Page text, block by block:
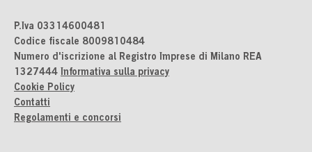
P.Iva 03314600481
Codice fiscale 8009810484
Numero d'iscrizione al Registro Imprese di Milano REA
1327444 Informativa sulla privacy
Cookie Policy
Contatti
Regolamenti e concorsi